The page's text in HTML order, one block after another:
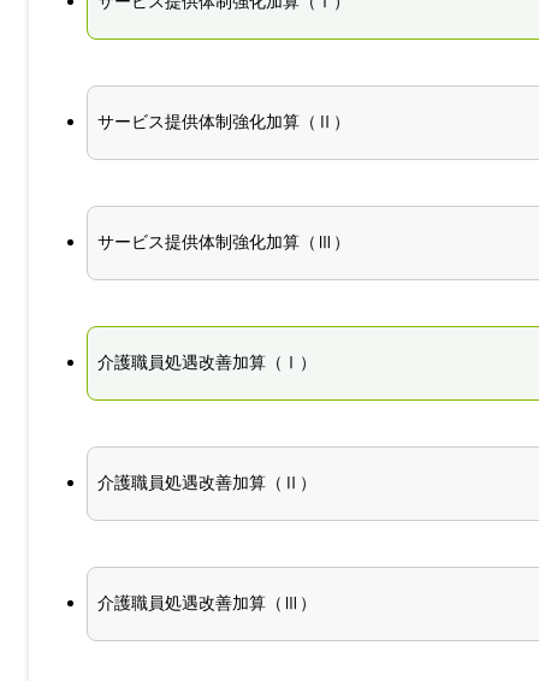
サービス提供体制強化加算（Ⅱ）
サービス提供体制強化加算（Ⅲ）
介護職員処遇改善加算（Ⅰ）
介護職員処遇改善加算（Ⅱ）
介護職員処遇改善加算（Ⅲ）